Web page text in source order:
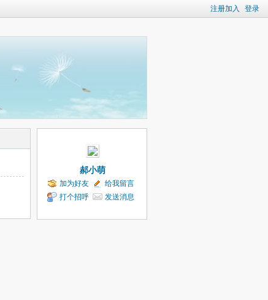
注册加入 登录
郝小萌
加为好友
给我留言
打个招呼
发送消息